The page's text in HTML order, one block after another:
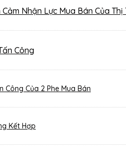
Cảm Nhận Lực Mua Bán Của Thị
Công
Công Của 2 Phe Mua Bán
Kết Hợp